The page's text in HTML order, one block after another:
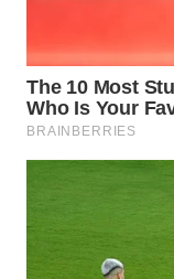
WN
SEMARANG
WN
BOROBUDUR